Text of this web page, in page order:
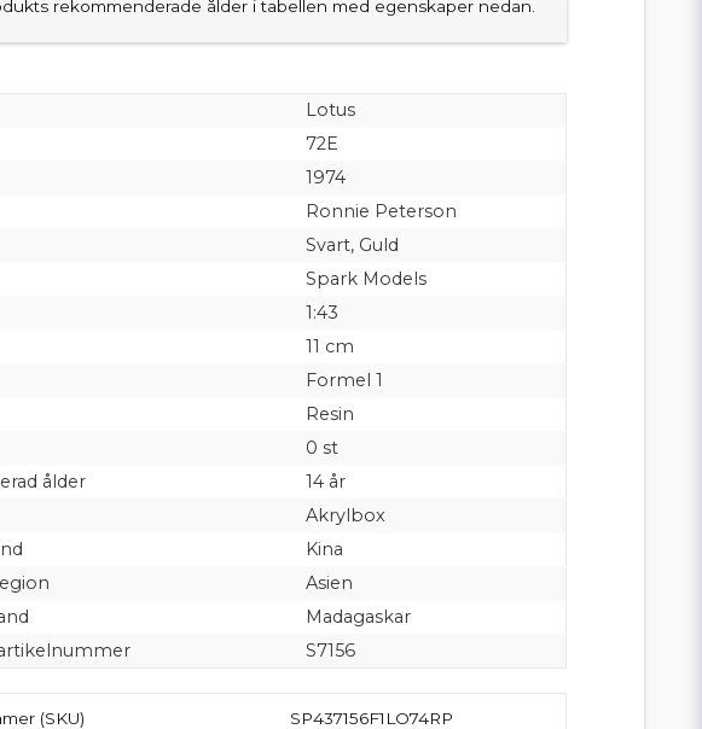
rekommenderade ålder i tabellen med egenskaper nedan.
Lotus
72E
1974
Ronnie Peterson
Svart, Guld
Spark Models
1:43
11 cm
Formel 1
Resin
0 st
ålder
14 år
Akrylbox
Kina
Asien
Madagaskar
S7156
(SKU) SP437156F1LO74RP